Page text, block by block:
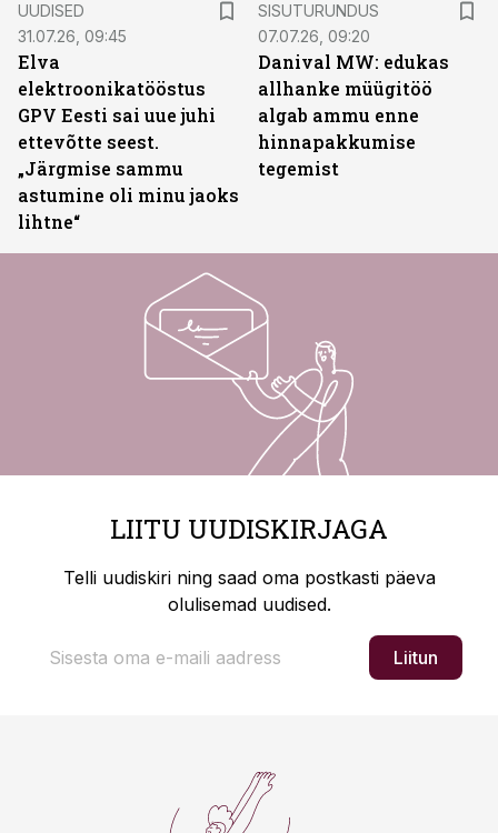
UUDISED
31.07.26, 09:45
Elva
elektroonikatööstus
GPV Eesti sai uue juhi
ettevõtte seest.
„Järgmise sammu
astumine oli minu jaoks
lihtne“
SISUTURUNDUS
07.07.26, 09:20
Danival MW: edukas
allhanke müügitöö
algab ammu enne
hinnapakkumise
tegemist
LIITU UUDISKIRJAGA
Telli uudiskiri ning saad oma postkasti päeva
olulisemad uudised.
Liitun